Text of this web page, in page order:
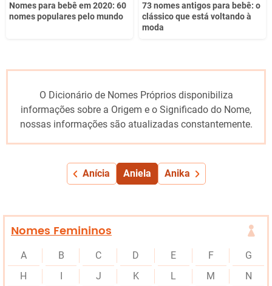
Nomes para bebê em 2020: 60
nomes populares pelo mundo
73 nomes antigos para bebê: o
clássico que está voltando à
moda
O Dicionário de Nomes Próprios disponibiliza
informações sobre a Origem e o Significado do Nome,
nossas informações são atualizadas constantemente.
Anícia Aniela Anika
Nomes Femininos
A B C D E F
G
H
J K L M
N